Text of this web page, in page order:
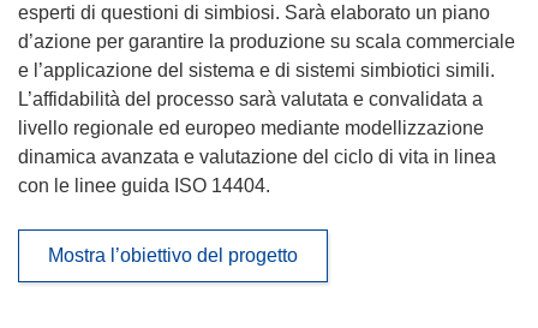
esperti di questioni di simbiosi. Sarà elaborato un piano
d’azione per garantire la produzione su scala commerciale
e l’applicazione del sistema e di sistemi simbiotici simili.
L’affidabilità del processo sarà valutata e convalidata a
livello regionale ed europeo mediante modellizzazione
dinamica avanzata e valutazione del ciclo di vita in linea
con le linee guida ISO 14404.
Mostra l’obiettivo del progetto